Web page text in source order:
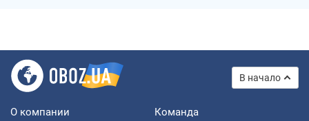
В начало
О компании Команда